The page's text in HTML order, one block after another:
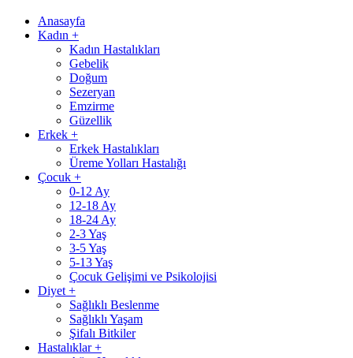
Anasayfa
Kadın +
Kadın Hastalıkları
Gebelik
Doğum
Sezeryan
Emzirme
Güzellik
Erkek +
Erkek Hastalıkları
Üreme Yolları Hastalığı
Çocuk +
0-12 Ay
12-18 Ay
18-24 Ay
2-3 Yaş
3-5 Yaş
5-13 Yaş
Çocuk Gelişimi ve Psikolojisi
Diyet +
Sağlıklı Beslenme
Sağlıklı Yaşam
Şifalı Bitkiler
Hastalıklar+